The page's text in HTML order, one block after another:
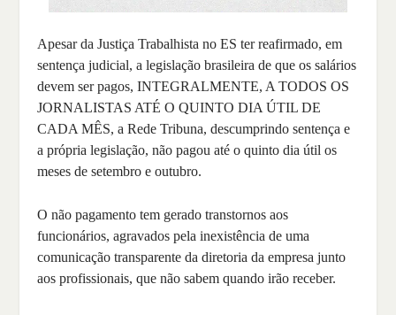
Apesar da Justiça Trabalhista no ES ter reafirmado, em
sentença judicial, a legislação brasileira de que os salários
devem ser pagos, INTEGRALMENTE, A TODOS OS
JORNALISTAS ATÉ O QUINTO DIA ÚTIL DE
CADA MÊS, a Rede Tribuna, descumprindo sentença e
a própria legislação, não pagou até o quinto dia útil os
meses de setembro e outubro.
O não pagamento tem gerado transtornos aos
funcionários, agravados pela inexistência de uma
comunicação transparente da diretoria da empresa junto
aos profissionais, que não sabem quando irão receber.